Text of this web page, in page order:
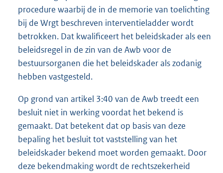
procedure waarbij de in de memorie van toelichting
bij de Wrgt beschreven interventieladder wordt
betrokken. Dat kwalificeert het beleidskader als een
beleidsregel in de zin van de Awb voor de
bestuursorganen die het beleidskader als zodanig
hebben vastgesteld.
Op grond van artikel 3:40 van de Awb treedt een
besluit niet in werking voordat het bekend is
gemaakt. Dat betekent dat op basis van deze
bepaling het besluit tot vaststelling van het
beleidskader bekend moet worden gemaakt. Door
deze bekendmaking wordt de rechtszekerheid